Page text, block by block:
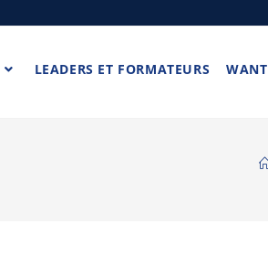
LEADERS ET FORMATEURS WANT